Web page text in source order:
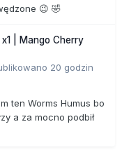
😉 🤣
| Mango Cherry
20 godzin
ten Worms Humus bo
a za mocno podbił